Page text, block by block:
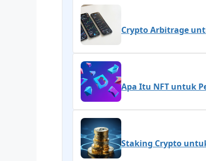
Crypto Arbitrage
Apa Itu NFT untuk
Staking Crypto